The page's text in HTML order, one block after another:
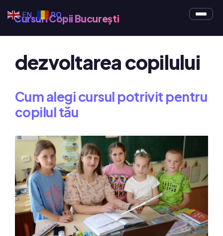
conținut
Cursuri Copii București
dezvoltarea copilului
Cum alegi cursul potrivit pentru
copilul tău
EN RO